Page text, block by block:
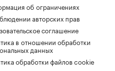
об ограничениях
авторских прав
соглашение
в отношении обработки
данных
обработки файлов cookie